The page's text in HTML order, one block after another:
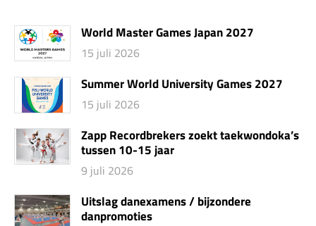
World Master Games Japan 2027
15 juli 2026
Summer World University Games 2027
15 juli 2026
Zapp Recordbrekers zoekt taekwondoka’s
tussen 10-15 jaar
9 juli 2026
Uitslag danexamens / bijzondere
danpromoties